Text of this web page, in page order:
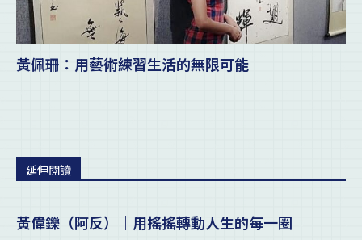
黃佩珊：用藝術練習生活的無限可能
延伸閱讀
黃偉鑠（阿反）｜用搖搖轉動人生的每一圈